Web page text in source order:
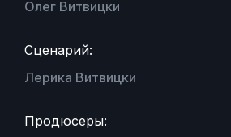
Олег Витвицки
Сценарий:
Лерика Витвицки
Продюсеры: